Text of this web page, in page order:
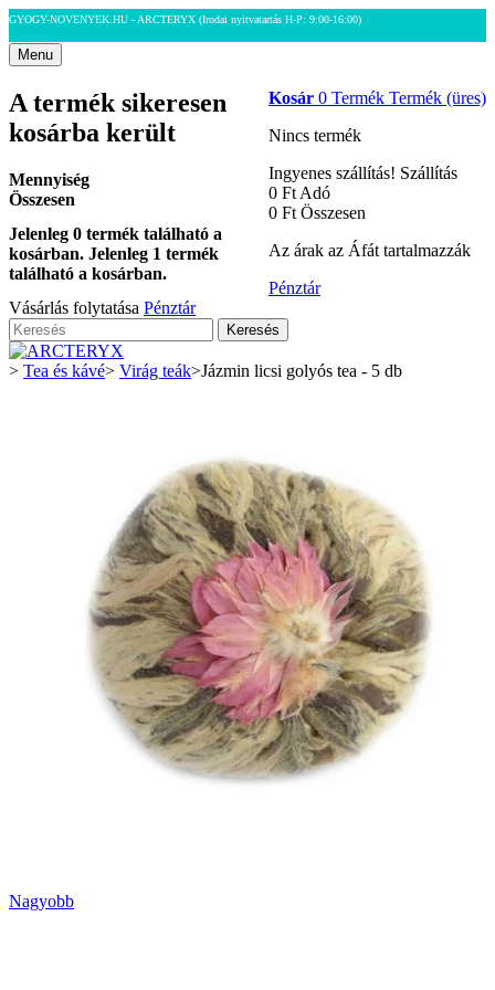
GYOGY-NOVENYEK.HU - ARCTERYX (Irodai nyitvatartás H-P: 9:00-16:00)
Menu
Kosár 0 Termék Termék (üres)
Nincs termék
Ingyenes szállítás! Szállítás
0 Ft‎ Adó
0 Ft‎ Összesen
Az árak az Áfát tartalmazzák
Pénztár
A termék sikeresen
kosárba került
Mennyiség
Összesen
Jelenleg 0 termék található a
kosárban. Jelenleg 1 termék
található a kosárban.
Vásárlás folytatása Pénztár
Keresés
> Tea és kávé> Virág teák>Jázmin licsi golyós tea - 5 db
Nagyobb